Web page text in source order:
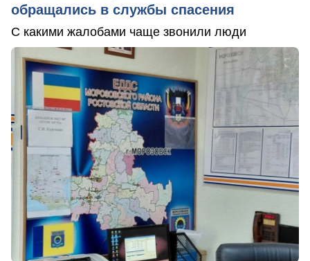
обращались в службы спасения
С какими жалобами чаще звонили люди